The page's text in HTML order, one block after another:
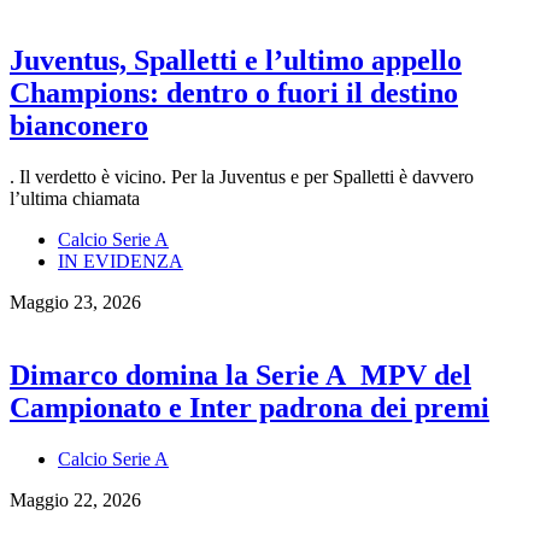
Juventus, Spalletti e l’ultimo appello
Champions: dentro o fuori il destino
bianconero
. Il verdetto è vicino. Per la Juventus e per Spalletti è davvero
l’ultima chiamata
Calcio Serie A
IN EVIDENZA
Maggio 23, 2026
Dimarco domina la Serie A_MPV del
Campionato e Inter padrona dei premi
Calcio Serie A
Maggio 22, 2026